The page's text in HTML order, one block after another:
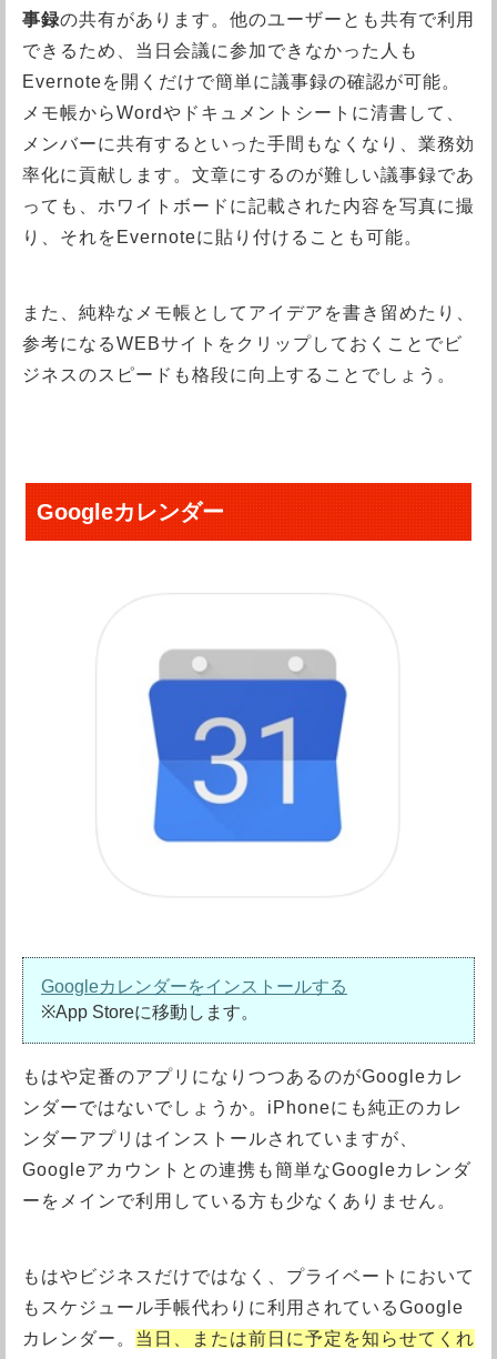
事録の共有があります。他のユーザーとも共有で利用
できるため、当日会議に参加できなかった人も
Evernoteを開くだけで簡単に議事録の確認が可能。
メモ帳からWordやドキュメントシートに清書して、
メンバーに共有するといった手間もなくなり、業務効
率化に貢献します。文章にするのが難しい議事録であ
っても、ホワイトボードに記載された内容を写真に撮
り、それをEvernoteに貼り付けることも可能。
また、純粋なメモ帳としてアイデアを書き留めたり、
参考になるWEBサイトをクリップしておくことでビ
ジネスのスピードも格段に向上することでしょう。
Googleカレンダー
Googleカレンダーをインストールする
※App Storeに移動します。
もはや定番のアプリになりつつあるのがGoogleカレ
ンダーではないでしょうか。iPhoneにも純正のカレ
ンダーアプリはインストールされていますが、
Googleアカウントとの連携も簡単なGoogleカレンダ
ーをメインで利用している方も少なくありません。
もはやビジネスだけではなく、プライベートにおいて
もスケジュール手帳代わりに利用されているGoogle
カレンダー。 当日、または前日に予定を知らせてくれ